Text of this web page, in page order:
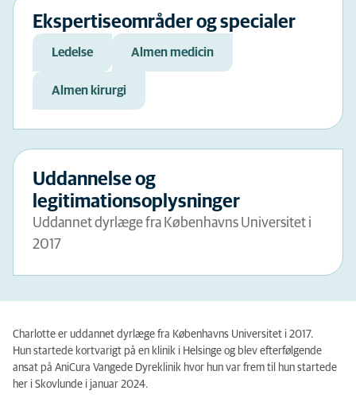
Ekspertiseområder og specialer
Ledelse Almen medicin
Almen kirurgi
Uddannelse og
legitimationsoplysninger
Uddannet dyrlæge fra Københavns Universitet i
2017
Charlotte er uddannet dyrlæge fra Københavns Universitet i 2017.
Hun startede kortvarigt på en klinik i Helsinge og blev efterfølgende
ansat på AniCura Vangede Dyreklinik hvor hun var frem til hun startede
her i Skovlunde i januar 2024.